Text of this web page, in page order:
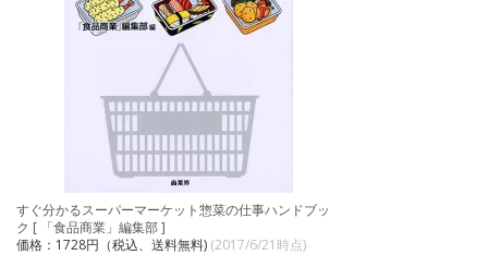
すぐ分かるスーパーマーケット惣菜の仕事ハンドブッ
ク [ 「食品商業」編集部 ]
価格：1728円（税込、送料無料) (2017/6/21時点)